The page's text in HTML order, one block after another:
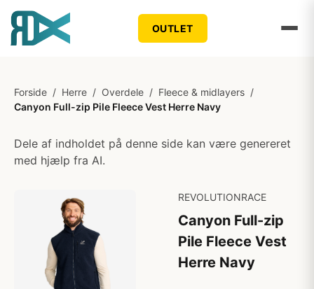
OUTLET
Forside / Herre / Overdele / Fleece & midlayers /
Canyon Full-zip Pile Fleece Vest Herre Navy
Dele af indholdet på denne side kan være genereret
med hjælp fra AI.
REVOLUTIONRACE
Canyon Full-zip
Pile Fleece Vest
Herre Navy